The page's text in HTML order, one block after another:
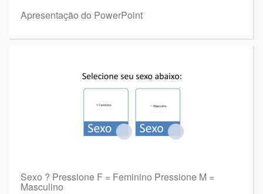
Apresentação do PowerPoint
Sexo ? Pressione F = Feminino Pressione M =
Masculino